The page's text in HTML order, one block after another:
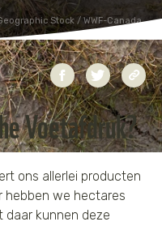
Stock / WWF-Canada
Voetafdruk?
ons allerlei producten
hebben we hectares
daar kunnen deze